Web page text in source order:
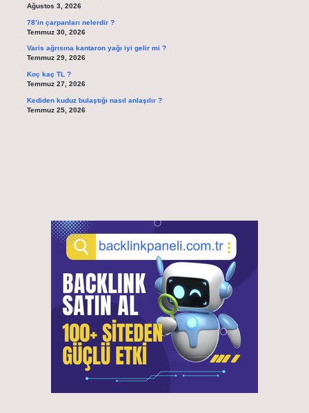
Ağustos 3, 2026
78’in çarpanları nelerdir ?
Temmuz 30, 2026
Varis ağrısına kantaron yağı iyi gelir mi ?
Temmuz 29, 2026
Koç kaç TL ?
Temmuz 27, 2026
Kediden kuduz bulaştığı nasıl anlaşılır ?
Temmuz 25, 2026